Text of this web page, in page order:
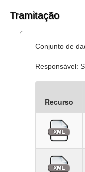
Dados
Processo
Deputados
Administração
Legislação
Tramitação
Conjunto de
Responsável:
Recurso